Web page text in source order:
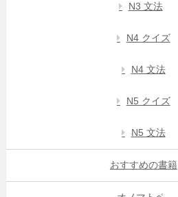
N3 文法
N4 クイズ
N4 文法
N5 クイズ
N5 文法
おすすめの書籍